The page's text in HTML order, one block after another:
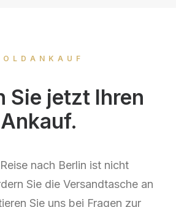
Sie jetzt Ihren
Ankauf.
nach Berlin ist nicht
Sie die Versandtasche an
Sie uns bei Fragen zur